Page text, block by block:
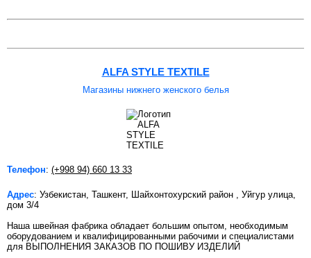
ALFA STYLE TEXTILE
Магазины нижнего женского белья
Телефон: (+998 94) 660 13 33
Адрес: Узбекистан, Ташкент, Шайхонтохурский район , Уйгур улица,
дом 3/4
Наша швейная фабрика обладает большим опытом, необходимым
оборудованием и квалифицированными рабочими и специалистами
для ВЫПОЛНЕНИЯ ЗАКАЗОВ ПО ПОШИВУ ИЗДЕЛИЙ